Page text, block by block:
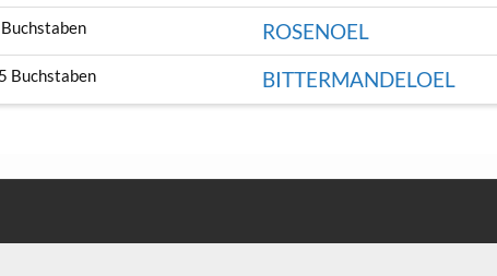
ROSENOEL
Buchstaben BITTERMANDELOEL